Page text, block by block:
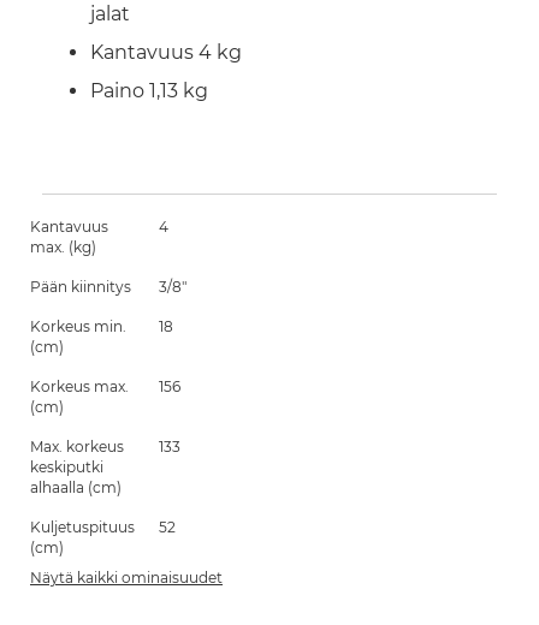
jalat
Kantavuus 4 kg
Paino 1,13 kg
Kantavuus
max. (kg)
4
Pään kiinnitys 3/8"
Korkeus min.
(cm)
18
Korkeus max.
(cm)
156
Max. korkeus
keskiputki
alhaalla (cm)
133
Kuljetuspituus
(cm)
52
Näytä kaikki ominaisuudet